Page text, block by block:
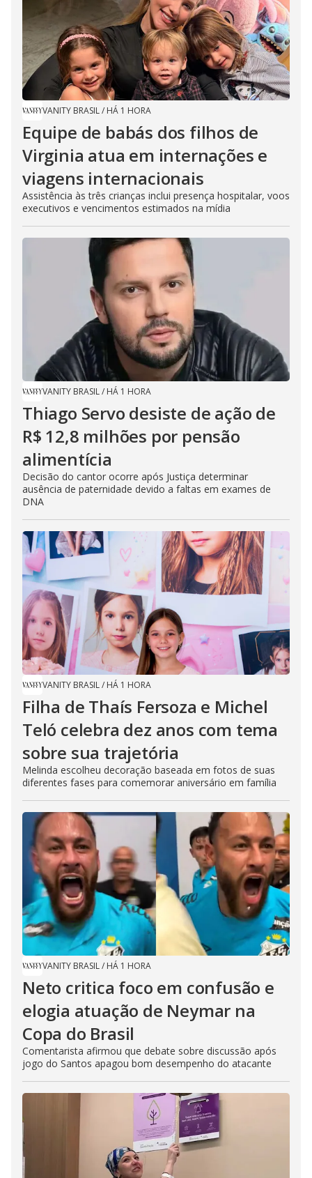
VANITY BRASIL/ HÁ 1 HORA
Equipe de babás dos filhos de
Virginia atua em internações e
viagens internacionais
Assistência às três crianças inclui presença hospitalar, voos
executivos e vencimentos estimados na mídia
VANITY BRASIL/ HÁ 1 HORA
Thiago Servo desiste de ação de
R$ 12,8 milhões por pensão
alimentícia
Decisão do cantor ocorre após Justiça determinar
ausência de paternidade devido a faltas em exames de
DNA
VANITY BRASIL/ HÁ 1 HORA
Filha de Thaís Fersoza e Michel
Teló celebra dez anos com tema
sobre sua trajetória
Melinda escolheu decoração baseada em fotos de suas
diferentes fases para comemorar aniversário em família
VANITY BRASIL/ HÁ 1 HORA
Neto critica foco em confusão e
elogia atuação de Neymar na
Copa do Brasil
Comentarista afirmou que debate sobre discussão após
jogo do Santos apagou bom desempenho do atacante